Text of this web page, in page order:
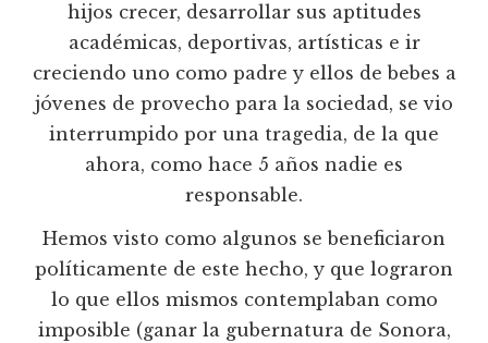
hijos crecer, desarrollar sus aptitudes
académicas, deportivas, artísticas e ir
creciendo uno como padre y ellos de bebes a
jóvenes de provecho para la sociedad, se vio
interrumpido por una tragedia, de la que
ahora, como hace 5 años nadie es
responsable.
Hemos visto como algunos se beneficiaron
políticamente de este hecho, y que lograron
lo que ellos mismos contemplaban como
imposible (ganar la gubernatura de Sonora,